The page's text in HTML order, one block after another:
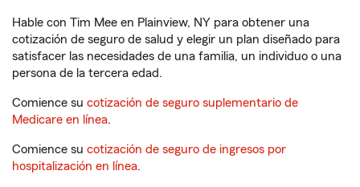
Hable con Tim Mee en Plainview, NY para obtener una
cotización de seguro de salud y elegir un plan diseñado para
satisfacer las necesidades de una familia, un individuo o una
persona de la tercera edad.
Comience su cotización de seguro suplementario de
Medicare en línea.
Comience su cotización de seguro de ingresos por
hospitalización en línea.